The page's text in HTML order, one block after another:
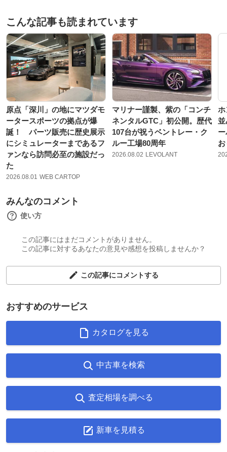
こんな記事も読まれています
原点「深川」の地にマツダモ
ータースポーツの拠点が爆
誕！ パーツ販売に歴史展示
にシミュレーターまであるフ
ァンなら訪問必至の施設だっ
た
2026.08.01 WEB CARTOP
マリナー謹製、紫の「コンチ
ネンタルGTC」初公開。歴代
107台が祝うベントレー・ク
ルー工場80周年
2026.08.02 LEVOLANT
ホ
みんなのコメント
使い方
この記事にはまだコメントがありません。
この記事に対するあなたの意見や感想を投稿しませんか？
この記事にコメントする
おすすめのサービス
カタログを見る
中古車を検索
査定相場を調べる
新車を見積る